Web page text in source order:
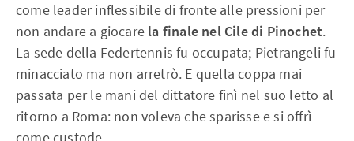
come leader inflessibile di fronte alle pressioni per
non andare a giocare la finale nel Cile di Pinochet.
La sede della Federtennis fu occupata; Pietrangeli fu
minacciato ma non arretrò. E quella coppa mai
passata per le mani del dittatore finì nel suo letto al
ritorno a Roma: non voleva che sparisse e si offrì